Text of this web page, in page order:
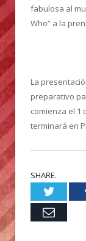
fabulosa al
Who” a la
La
preparativo
comienza el 1
terminará en
SHARE.
Email